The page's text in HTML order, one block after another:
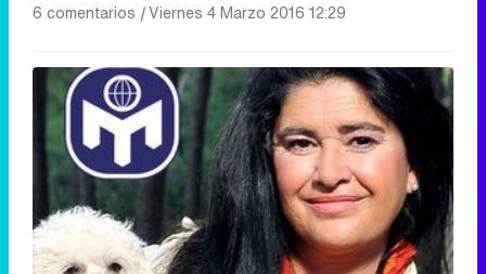
6 comentarios |Viernes 4 Marzo 2016 12:29